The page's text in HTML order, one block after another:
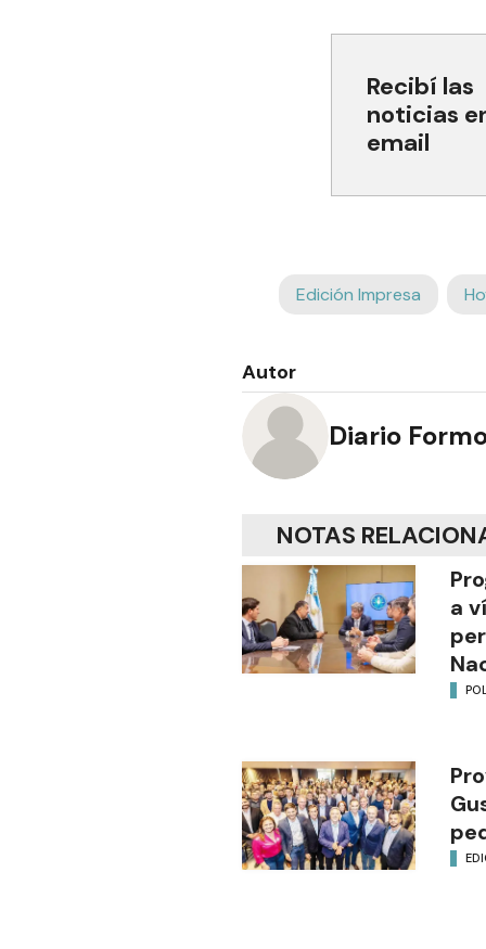
Recibí las
noticias
email
Edición Impresa
Autor
Diario
NOTAS
a